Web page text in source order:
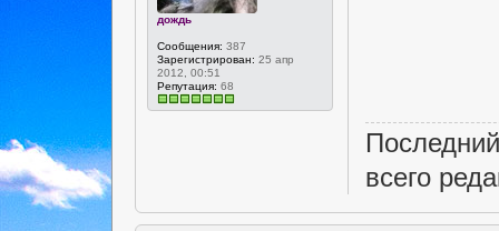
дождь
Сообщения: 387
Зарегистрирован: 25 апр
2012, 00:51
Репутация: 68
всего